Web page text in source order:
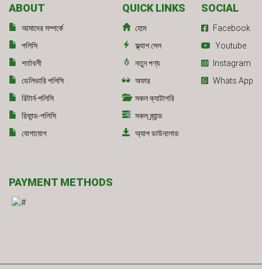
ABOUT
আমাদের সম্পর্কে
পলিসি
শর্তাবলী
ডেলিভারি পলিসি
রিটার্ন-পলিসি
রিফান্ড-পলিসি
যোগাযোগ
QUICK LINKS
হোম
ফ্ল্যাশ সেল
নতুন পণ্য
অফার
সকল ক্যাটাগরি
সকল ব্র্যান্ড
অ্যাপ ডাউনলোড
SOCIAL
Facebook
Youtube
Instagram
Whats App
PAYMENT METHODS